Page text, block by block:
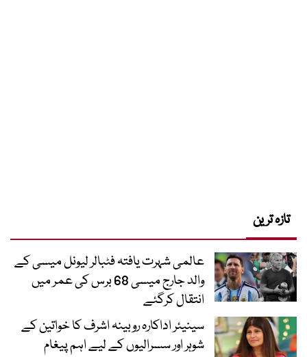
تازہ ترین
عالمی شہرت یافتہ فٹبالر لیونل میسی کے
والد جارج میسی 68 برس کی عمر میں
انتقال کرگئے
سینیئر اداکارہ روبینہ اشرف کا خواتین کے
شوہر اور سسرالیوں کے لیے اہم پیغام